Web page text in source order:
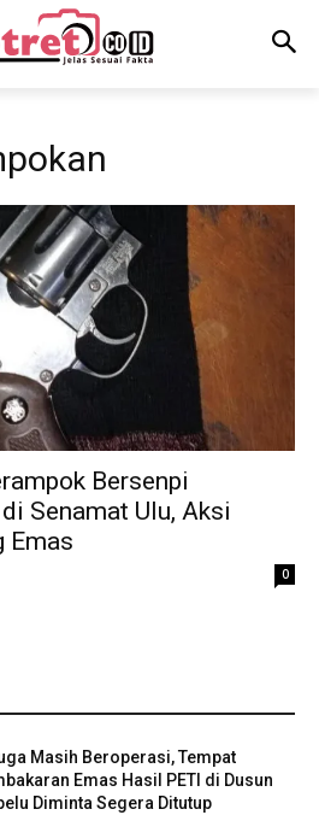
Bersenpi
Senamat Ulu, Aksi
Emas
0
Masih Beroperasi, Tempat
Emas Hasil PETI di Dusun
Diminta Segera Ditutup